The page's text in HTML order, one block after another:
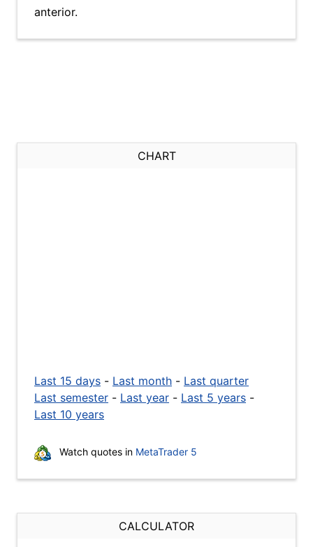
anterior.
CHART
Last 15 days - Last month - Last quarter
Last semester - Last year - Last 5 years -
Last 10 years
Watch quotes in MetaTrader 5
CALCULATOR